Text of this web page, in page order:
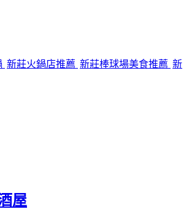
新莊火鍋店推薦 新莊棒球場美食推薦 新
屋